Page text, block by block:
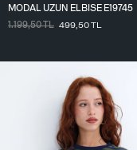
MODAL UZUN ELBISE E19745
1.199,50TL 499,50TL